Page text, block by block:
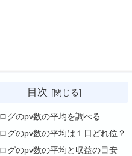
目次
グのpv数の平均を調べる
グのpv数の平均は１日どれ位？
グのpv数の平均と収益の目安